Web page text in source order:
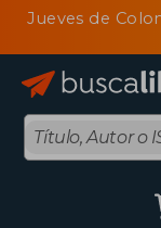
Jueves de